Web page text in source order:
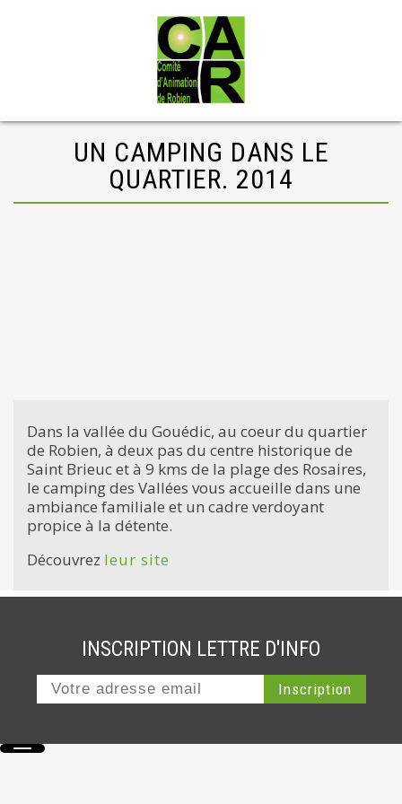
UN CAMPING DANS LE
QUARTIER. 2014
Dans la vallée du Gouédic, au coeur du quartier
de Robien, à deux pas du centre historique de
Saint Brieuc et à 9 kms de la plage des Rosaires,
le camping des Vallées vous accueille dans une
ambiance familiale et un cadre verdoyant
propice à la détente.
Découvrez leur site
INSCRIPTION LETTRE D'INFO